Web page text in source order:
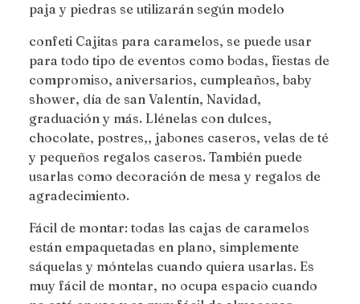
paja y piedras se utilizarán según modelo
confeti Cajitas para caramelos, se puede usar
para todo tipo de eventos como bodas, fiestas de
compromiso, aniversarios, cumpleaños, baby
shower, día de san Valentín, Navidad,
graduación y más. Llénelas con dulces,
chocolate, postres,, jabones caseros, velas de té
y pequeños regalos caseros. También puede
usarlas como decoración de mesa y regalos de
agradecimiento.
Fácil de montar: todas las cajas de caramelos
están empaquetadas en plano, simplemente
sáquelas y móntelas cuando quiera usarlas. Es
muy fácil de montar, no ocupa espacio cuando